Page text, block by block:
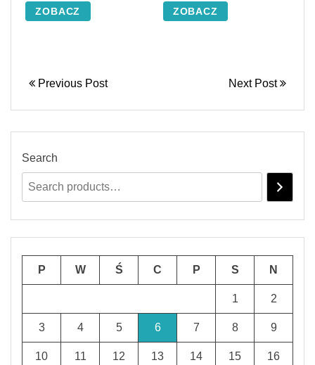
ZOBACZ ZOBACZ
Previous Post Next Post
Search
P W Ś C P S N
1 2
3 4 5 6 7 8 9
10 11 12 13 14 15 16